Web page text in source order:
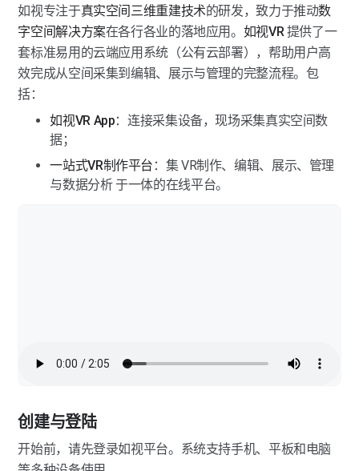
全景图生成VR教程
「虚拟广告牌」编辑教程
「模型美化」编辑教程
「物品标注」编辑教程
「点位管理」编辑教程
「VR项目分享」教程
「VR复制和转移」教程
如视专注于真实空间三维重建技术的研发，致力于推动数
字空间解决方案在各行各业的落地应用。 如视VR 提供了一
套标准易用的云端应用系统（公有云部署），帮助用户高
效完成从空间采集到编辑、展示与管理的完整流程。包
括：
如视VR App：连接采集设备，现场采集真实空间数
据；
一站式VR制作平台 ：集 VR制作、编辑、展示、管理
与数据分析 于一体的在线平台。
创建与登陆
开始前，请先登录如视平台。系统支持手机、平板和电脑